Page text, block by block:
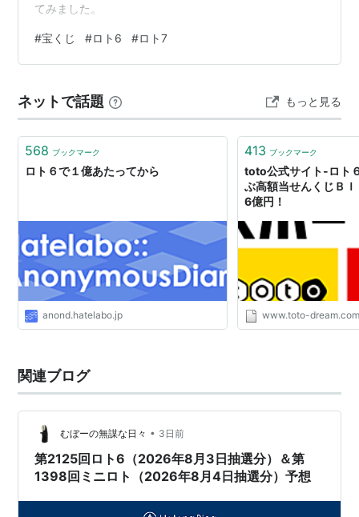
てみました。
#宝くじ #ロト6 #ロト7
ネットで話題 もっと見る
568 ブックマーク
ロト６で１億あたってから
anond.hatelabo.jp
413 ブックマーク
toto公式サイト-ロト
ぶ高額当せんくじＢ
6億円！
www.toto-
関連ブログ
むぼーの無謀な日々 • 3日前
第2125回ロト6（2026年8月3日抽選分）＆第
1398回ミニロト（2026年8月4日抽選分）予想